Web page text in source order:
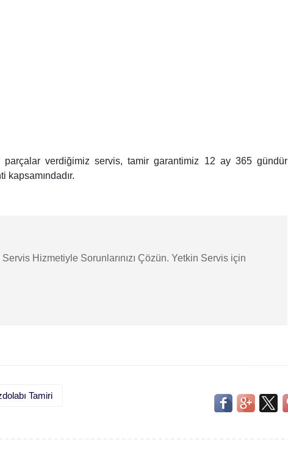
parçalar verdiğimiz servis, tamir garantimiz 12 ay 365 gündür
Hizmetiyle Sorunlarınızı Çözün. Yetkin Servis için
Tamiri